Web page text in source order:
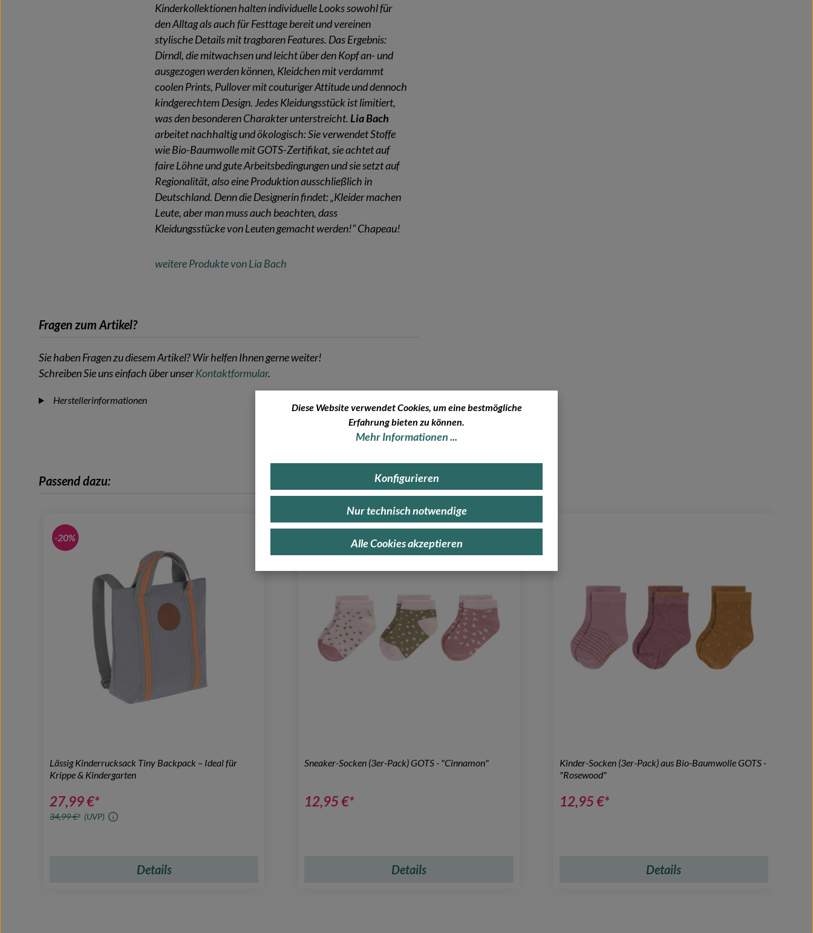
Kinderkollektionen halten individuelle Looks sowohl für
den Alltag als auch für Festtage bereit und vereinen
stylische Details mit tragbaren Features. Das Ergebnis:
Dirndl, die mitwachsen und leicht über den Kopf an- und
ausgezogen werden können, Kleidchen mit verdammt
coolen Prints, Pullover mit couturiger Attitude und dennoch
kindgerechtem Design. Jedes Kleidungsstück ist limitiert,
was den besonderen Charakter unterstreicht.Lia Bach
arbeitet nachhaltig und ökologisch: Sie verwendet Stoffe
wie Bio-Baumwolle mit GOTS-Zertifikat, sie achtet auf
faire Löhne und gute Arbeitsbedingungen und sie setzt auf
Regionalität, also eine Produktion ausschließlich in
Deutschland. Denn die Designerin findet: „Kleider machen
Leute, aber man muss auch beachten, dass
Kleidungsstücke von Leuten gemacht werden!“ Chapeau!
weitere Produkte von Lia Bach
Fragen zum Artikel?
Sie haben Fragen zu diesem Artikel? Wir helfen Ihnen gerne weiter!
Schreiben Sie uns einfach über unserKontaktformular.
Herstellerinformationen
Passend dazu:
-20%
Lässig Kinderrucksack Tiny Backpack – Ideal für
Krippe & Kindergarten
27,99 €*
34,99 €* (UVP)
Details
Sneaker-Socken (3er-Pack) GOTS - "Cinnamon"
12,95 €*
Details
Kinder-Socken (3er-Pack) aus Bio-Baumwolle GOTS -
"Rosewood"
12,95 €*
Details
Diese Website verwendet Cookies, um eine bestmögliche
Erfahrung bieten zu können.
Mehr Informationen ...
Alle Cookies akzeptieren
Konfigurieren
Nur technisch notwendige